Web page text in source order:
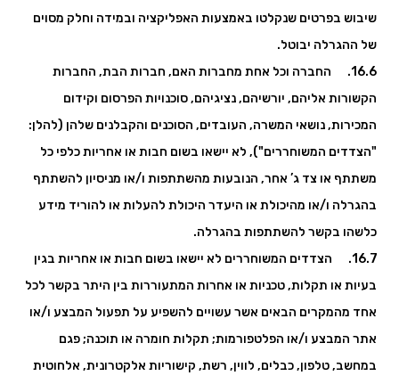
שיבוש בפרטים שנקלטו באמצעות האפליקציה ובמידה וחלק מסוים
של ההגרלה יבוטל.
16.6. החברה וכל אחת מחברות האם, חברות הבת, החברות
הקשורות אליהם, יורשיהם, נציגיהם, סוכנויות הפרסום וקידום
המכירות, נושאי המשרה, העובדים, הסוכנים והקבלנים שלהן (להלן:
"הצדדים המשוחררים"), לא יישאו בשום חבות או אחריות כלפי כל
משתתף או צד ג’ אחר, הנובעות מהשתתפות ו/או מניסיון להשתתף
בהגרלה ו/או מהיכולת או היעדר היכולת להעלות או להוריד מידע
כלשהו בקשר להשתתפות בהגרלה.
16.7. הצדדים המשוחררים לא יישאו בשום חבות או אחריות בגין
בעיות או תקלות, טכניות או אחרות המתעוררות בין היתר בקשר לכל
אחד מהמקרים הבאים אשר עשויים להשפיע על תפעול המבצע ו/או
אתר המבצע ו/או הפלטפורמות; תקלות חומרה או תוכנה; פגם
במחשב, טלפון, כבלים, לווין, רשת, קישוריות אלקטרונית, אלחוטית